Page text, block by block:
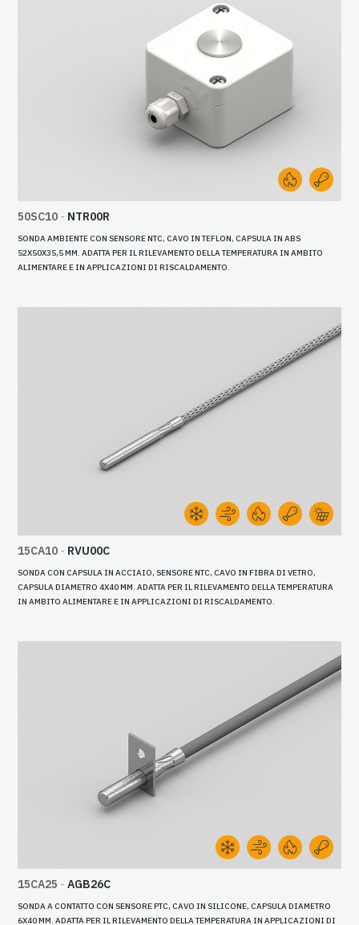
50SC10 - NTR00R
SONDA AMBIENTE CON SENSORE NTC, CAVO IN TEFLON, CAPSULA IN ABS
52X50X35,5 MM. ADATTA PER IL RILEVAMENTO DELLA TEMPERATURA IN AMBITO
ALIMENTARE E IN APPLICAZIONI DI RISCALDAMENTO.
15CA10 - RVU00C
SONDA CON CAPSULA IN ACCIAIO, SENSORE NTC, CAVO IN FIBRA DI VETRO,
CAPSULA DIAMETRO 4X40 MM. ADATTA PER IL RILEVAMENTO DELLA TEMPERATURA
IN AMBITO ALIMENTARE E IN APPLICAZIONI DI RISCALDAMENTO.
15CA25 - AGB26C
SONDA A CONTATTO CON SENSORE PTC, CAVO IN SILICONE, CAPSULA DIAMETRO
6X40 MM. ADATTA PER IL RILEVAMENTO DELLA TEMPERATURA IN APPLICAZIONI DI